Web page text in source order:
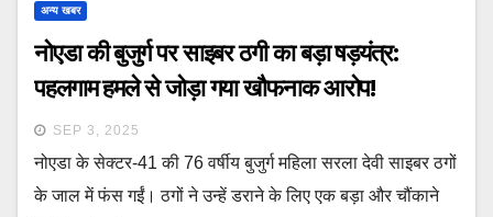
अन्य खबर
नोएडा की बुजुर्ग पर साइबर ठगी का बड़ा षड़यंत्र:
पहलगाम हमले से जोड़ा गया खौफनाक आरोप!
SEP 3, 2025
नोएडा के सेक्टर-41 की 76 वर्षीय बुजुर्ग महिला सरला देवी साइबर ठगों
के जाल में फंस गईं। ठगों ने उन्हें डराने के लिए एक बड़ा और चौंकाने